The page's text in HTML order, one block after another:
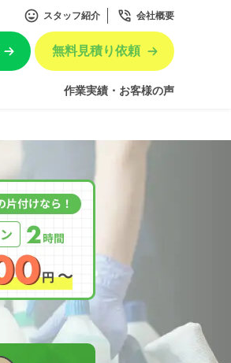
スタッフ紹介 会社概要
無料見積り依頼
作業実績・お客様の声